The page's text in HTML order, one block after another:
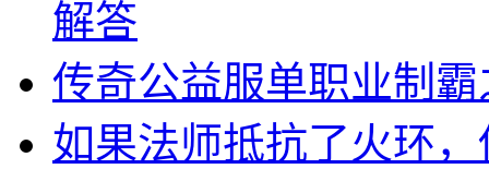
解答
传奇公益服单职业制
如果法师抵抗了火环